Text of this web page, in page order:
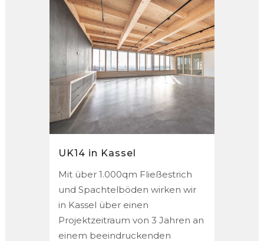
UK14 in Kassel
Mit über 1.000qm Fließestrich
und Spachtelböden wirken wir
in Kassel über einen
Projektzeitraum von 3 Jahren an
einem beeindruckenden